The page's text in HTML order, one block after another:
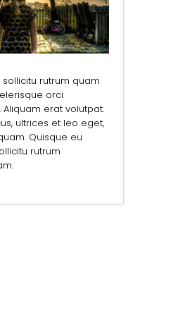
sollicitu rutrum quam
orci
Aliquam erat volutpat.
ultrices et leo eget,
Quisque eu
rutrum